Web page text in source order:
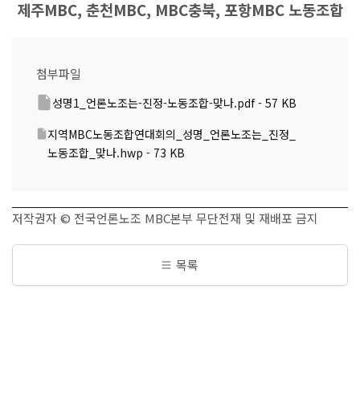
제주MBC, 춘천MBC, MBC충북, 포항MBC 노동조합
첨부파일
성명1_언론노조는-진정-노동조합-맞나.pdf - 57 KB
지역MBC노동조합연대회의_성명_언론노조는_진정_
노동조합_맞나.hwp - 73 KB
저작권자 © 전국언론노조 MBC본부 무단전재 및 재배포 금지
목록